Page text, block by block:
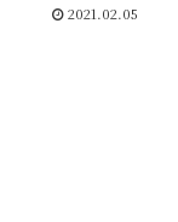
2021.02.05